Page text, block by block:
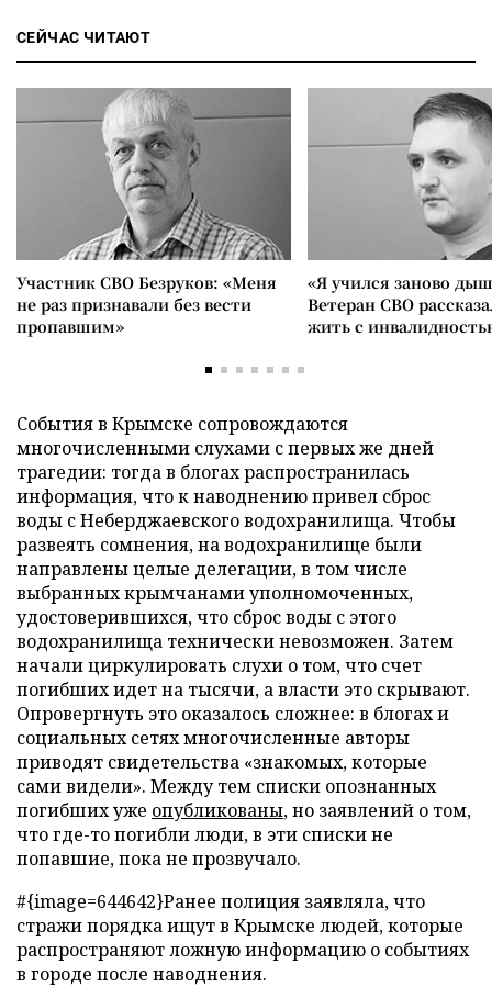
СЕЙЧАС ЧИТАЮТ
Участник СВО Безруков: «Меня
не раз признавали без вести
пропавшим»
«Я учился заново
Ветеран СВО
жить с
События в Крымске сопровождаются
многочисленными слухами с первых же дней
трагедии: тогда в блогах распространилась
информация, что к наводнению привел сброс
воды с Неберджаевского водохранилища. Чтобы
развеять сомнения, на водохранилище были
направлены целые делегации, в том числе
выбранных крымчанами уполномоченных,
удостоверившихся, что сброс воды с этого
водохранилища технически невозможен. Затем
начали циркулировать слухи о том, что счет
погибших идет на тысячи, а власти это скрывают.
Опровергнуть это оказалось сложнее: в блогах и
социальных сетях многочисленные авторы
приводят свидетельства «знакомых, которые
сами видели». Между тем списки опознанных
погибших уже опубликованы, но заявлений о том,
что где-то погибли люди, в эти списки не
попавшие, пока не прозвучало.
#{image=644642}Ранее полиция заявляла, что
стражи порядка ищут в Крымске людей, которые
распространяют ложную информацию о событиях
в городе после наводнения.